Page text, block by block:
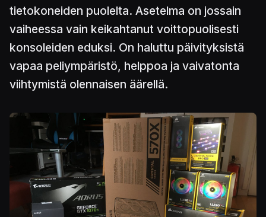
tietokoneiden puolelta. Asetelma on jossain
vaiheessa vain keikahtanut voittopuolisesti
konsoleiden eduksi. On haluttu päivityksistä
vapaa peliympäristö, helppoa ja vaivatonta
viihtymistä olennaisen äärellä.